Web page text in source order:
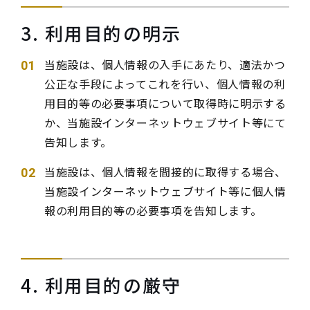
3. 利用目的の明示
当施設は、個人情報の入手にあたり、適法かつ
公正な手段によってこれを行い、個人情報の利
用目的等の必要事項について取得時に明示する
か、当施設インターネットウェブサイト等にて
告知します。
当施設は、個人情報を間接的に取得する場合、
当施設インターネットウェブサイト等に個人情
報の利用目的等の必要事項を告知します。
4. 利用目的の厳守